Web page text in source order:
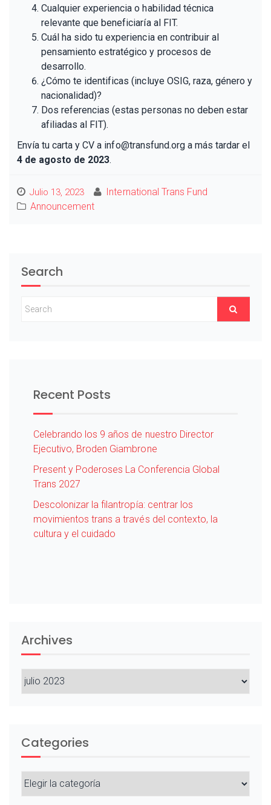
Cualquier experiencia o habilidad técnica
relevante que beneficiaría al FIT.
Cuál ha sido tu experiencia en contribuir al
pensamiento estratégico y procesos de
desarrollo.
¿Cómo te identificas (incluye OSIG, raza, género y
nacionalidad)?
Dos referencias (estas personas no deben estar
afiliadas al FIT).
Envía tu carta y CV a info@transfund.orga más tardar el
4 de agosto de 2023.
Julio 13, 2023
International Trans Fund
Announcement
Search
Recent Posts
Celebrando los 9 años de nuestro Director
Ejecutivo, Broden Giambrone
Present y Poderoses La Conferencia Global
Trans 2027
Descolonizar la filantropía: centrar los
movimientos trans a través del contexto, la
cultura y el cuidado
Archives
Archives
Categories
Categories